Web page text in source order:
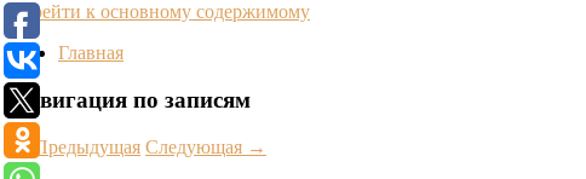
Перейти к основному содержимому
Главная
Навигация по записям
←Предыдущая Следующая →